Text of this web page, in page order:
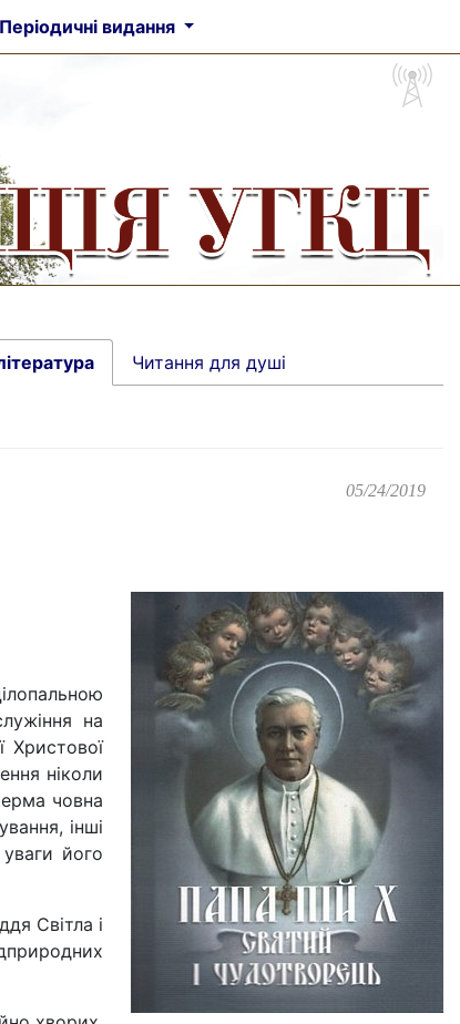
Періодичні видання
Читання для душі
05/24/2019
на
Христової
ніколи
човна
інші
його
Світла і